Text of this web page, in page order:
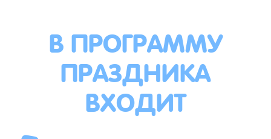
В ПРОГРАММУ
ПРАЗДНИКА
ВХОДИТ